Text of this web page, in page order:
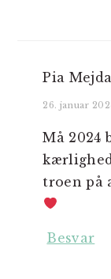
Pia
26. januar
Må 2024
troen på
Besvar